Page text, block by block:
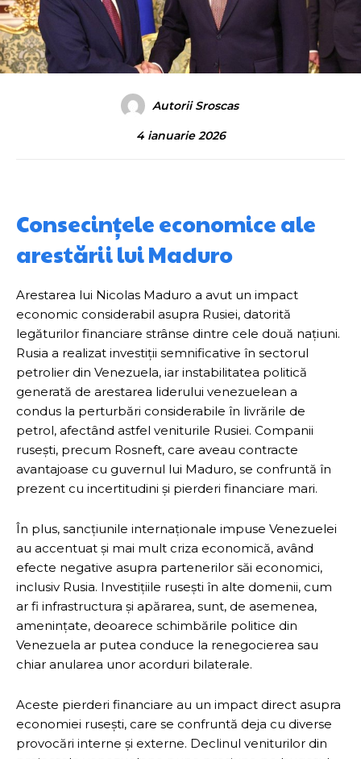
Autorii Sroscas
4 ianuarie 2026
Consecințele economice ale
arestării lui Maduro
Arestarea lui Nicolas Maduro a avut un impact
economic considerabil asupra Rusiei, datorită
legăturilor financiare strânse dintre cele două națiuni.
Rusia a realizat investiții semnificative în sectorul
petrolier din Venezuela, iar instabilitatea politică
generată de arestarea liderului venezuelean a
condus la perturbări considerabile în livrările de
petrol, afectând astfel veniturile Rusiei. Companii
rusești, precum Rosneft, care aveau contracte
avantajoase cu guvernul lui Maduro, se confruntă în
prezent cu incertitudini și pierderi financiare mari.
În plus, sancțiunile internaționale impuse Venezuelei
au accentuat și mai mult criza economică, având
efecte negative asupra partenerilor săi economici,
inclusiv Rusia. Investițiile rusești în alte domenii, cum
ar fi infrastructura și apărarea, sunt, de asemenea,
amenințate, deoarece schimbările politice din
Venezuela ar putea conduce la renegocierea sau
chiar anularea unor acorduri bilaterale.
Aceste pierderi financiare au un impact direct asupra
economiei rusești, care se confruntă deja cu diverse
provocări interne și externe. Declinul veniturilor din